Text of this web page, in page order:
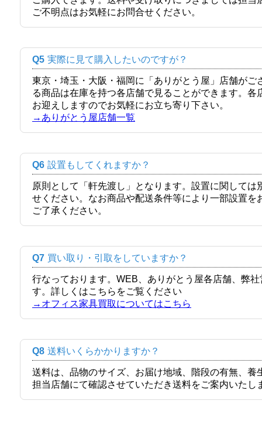
ご不明点はお気軽にお問合せください。
Q5 実際に見て購入したいのですが？
東京・埼玉・大阪・福岡に「ありがとう屋」店舗が
る商品は在庫を持つ各店舗で見ることができます。
お迎えしますのでお気軽にお立ち寄り下さい。
→ありがとう屋店舗一覧
Q6 設置もしてくれますか？
原則として「軒先渡し」となります。設置に関して
せください。なお商品や配送条件等により一部設置
ご了承ください。
Q7 買い取り・引取をしていますか？
行なっております。WEB、ありがとう屋各店舗、弊
す。詳しくはこちらをご覧ください
→オフィス家具買取についてはこちら
Q8 送料いくらかかりますか？
送料は、品物のサイズ、お届け地域、階段の有無、
担当店舗にて確認させていただき送料をご案内いたし